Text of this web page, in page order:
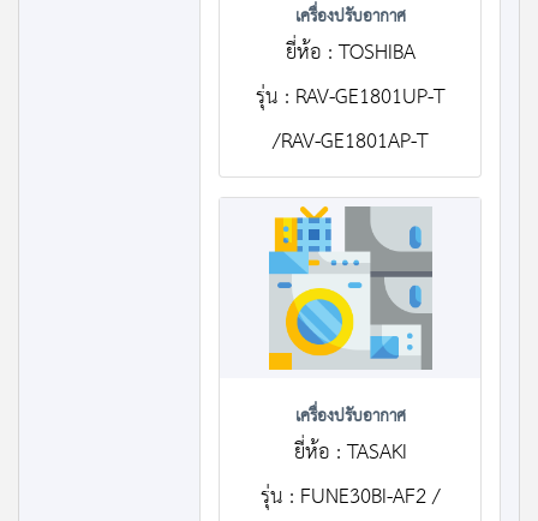
เครื่องปรับอากาศ
ยี่ห้อ : TOSHIBA
รุ่น : RAV-GE1801UP-T
/RAV-GE1801AP-T
เครื่องปรับอากาศ
ยี่ห้อ : TASAKI
รุ่น : FUNE30BI-AF2 /